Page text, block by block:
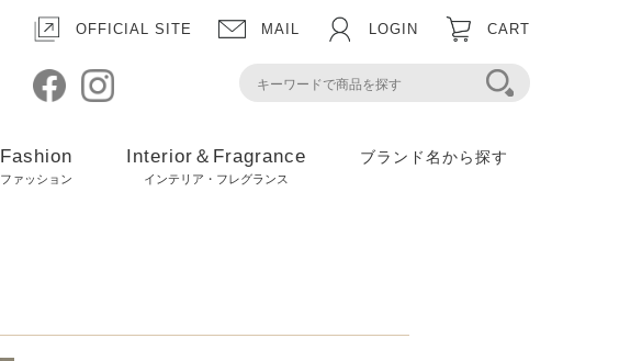
OFFICIAL SITE MAIL LOGIN CART
Fashion
ファッション
Interior＆Fragrance
インテリア・フレグランス
ブランド名から探す